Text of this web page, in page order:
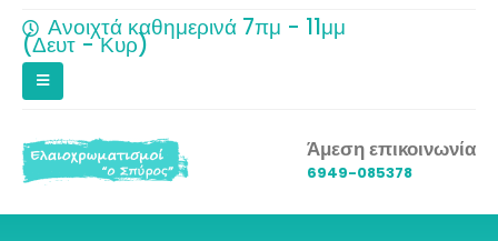
Ανοιχτά καθημερινά 7πμ - 11μμ
(Δευτ - Κυρ)
Άμεση επικοινωνία
6949-085378